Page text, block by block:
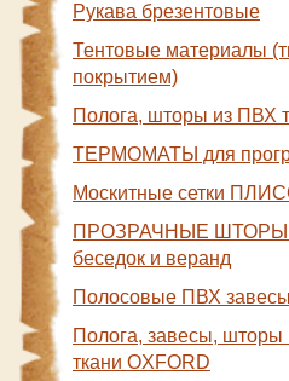
Рукава брезентовые
Тентовые материалы
покрытием)
Полога, шторы из ПВХ
ТЕРМОМАТЫ для
Москитные сетки
ПРОЗРАЧНЫЕ ШТОРЫ
беседок и веранд
Полосовые ПВХ завесы
Полога, завесы, шторы
ткани OXFORD